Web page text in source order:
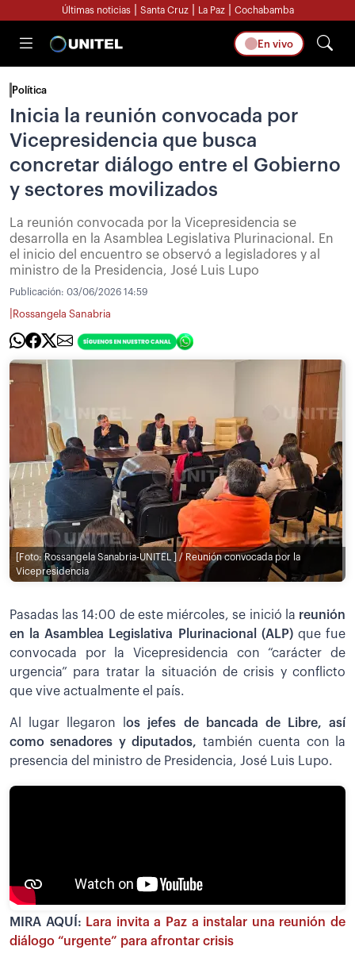
Últimas noticias Santa Cruz La Paz Cochabamba
En vivo
Política
Inicia la reunión convocada por
Vicepresidencia que busca
concretar diálogo entre el Gobierno
y sectores movilizados
La reunión convocada por la Vicepresidencia se
desarrolla en la Asamblea Legislativa Plurinacional. En
el inicio del encuentro se observó a legisladores y al
ministro de la Presidencia, José Luis Lupo
Publicación: 03/06/2026 14:59
Rossangela Sanabria
[Foto: Rossangela Sanabria-UNITEL ] / Reunión convocada por la
Vicepresidencia
Pasadas las 14:00 de este miércoles, se inició la reunión
en la Asamblea Legislativa Plurinacional (ALP) que fue
convocada por la Vicepresidencia con “carácter de
urgencia” para tratar la situación de crisis y conflicto
que vive actualmente el país.
Al lugar llegaron los jefes de bancada de Libre, así
como senadores y diputados, también cuenta con la
presencia del ministro de Presidencia, José Luis Lupo.
MIRA AQUÍ: Lara invita a Paz a instalar una reunión de
diálogo “urgente” para afrontar crisis